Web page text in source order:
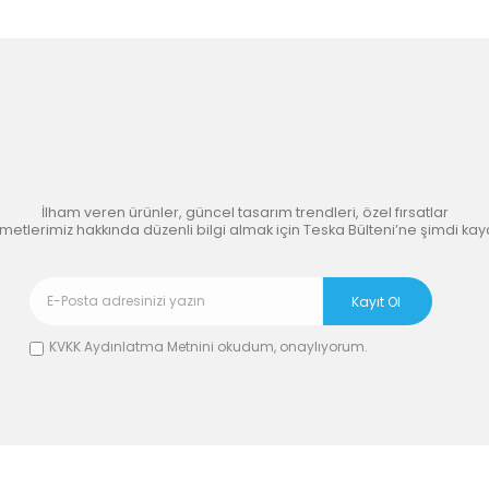
İlham veren ürünler, güncel tasarım trendleri, özel fırsatlar
hakkında düzenli bilgi almak için Teska Bülteni’ne şimdi
KVKK Aydınlatma Metnini okudum, onaylıyorum.